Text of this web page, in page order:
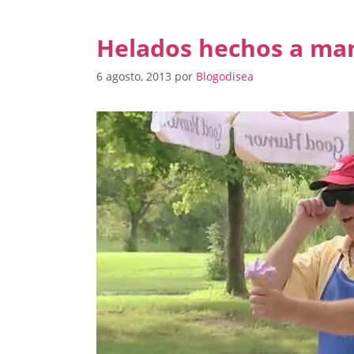
Helados hechos a
6 agosto, 2013 por Blogodisea